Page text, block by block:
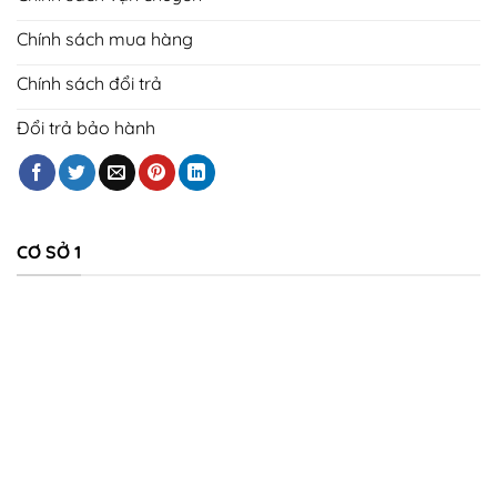
Chính sách mua hàng
Chính sách đổi trả
Đổi trả bảo hành
CƠ SỞ 1